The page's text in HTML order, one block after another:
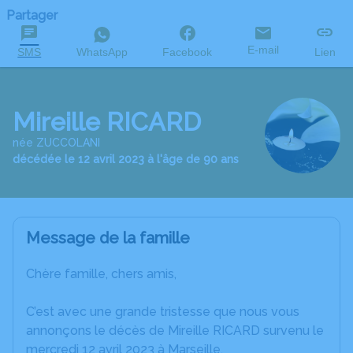
Partager
SMS WhatsApp Facebook E-mail Lien
Mireille RICARD
née ZUCCOLANI
décédée le 12 avril 2023 à l'âge de 90 ans
Message de la famille
Chère famille, chers amis,
C’est avec une grande tristesse que nous vous
annonçons le décès de Mireille RICARD survenu le
mercredi 12 avril 2023 à Marseille.